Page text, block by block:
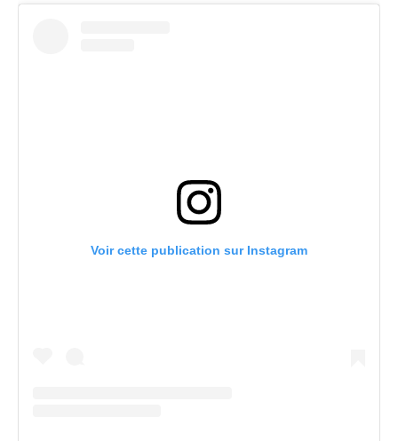
Voir cette publication sur Instagram